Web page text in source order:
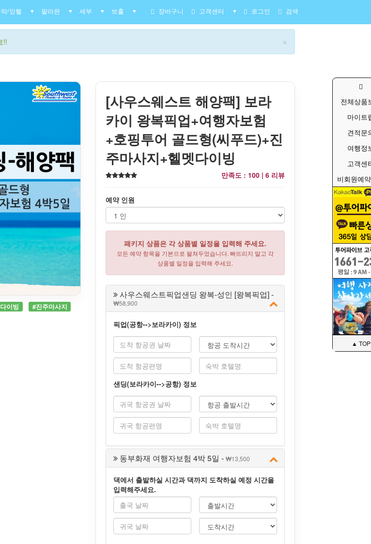
/앙헬 ▼ 팔라완 ▼ 세부 ▼ 보홀 ▼ 장바구니 고객센터 ▼ 로그인 검색
×
!!
이빙
#진주마사지
[사우스웨스트 해양팩] 보라
카이 왕복픽업+여행자보험
+호핑투어 골드형(씨푸드)+진
주마사지+헬멧다이빙
만족도 : 100 | 6 리뷰
예약 인원
패키지 상품은 각 상품별 일정을 입력해 주세요.
모든 예약 항목을 기본으로 펼쳐두었습니다. 빠뜨리지 말고 각
상품별 일정을 입력해 주세요.
사우스웨스트픽업샌딩 왕복-성인 [왕복픽업] -
58,900
픽업(공항-->보라카이) 정보
샌딩(보라카이-->공항) 정보
동부화재 여행자보험 4박 5일 - 13,500
댁에서 출발하실 시간과 댁까지 도착하실 예정 시간을
입력해주세요.
전체상품
마이트
견적문
여행정
고객센
비회원예
▲ TOP